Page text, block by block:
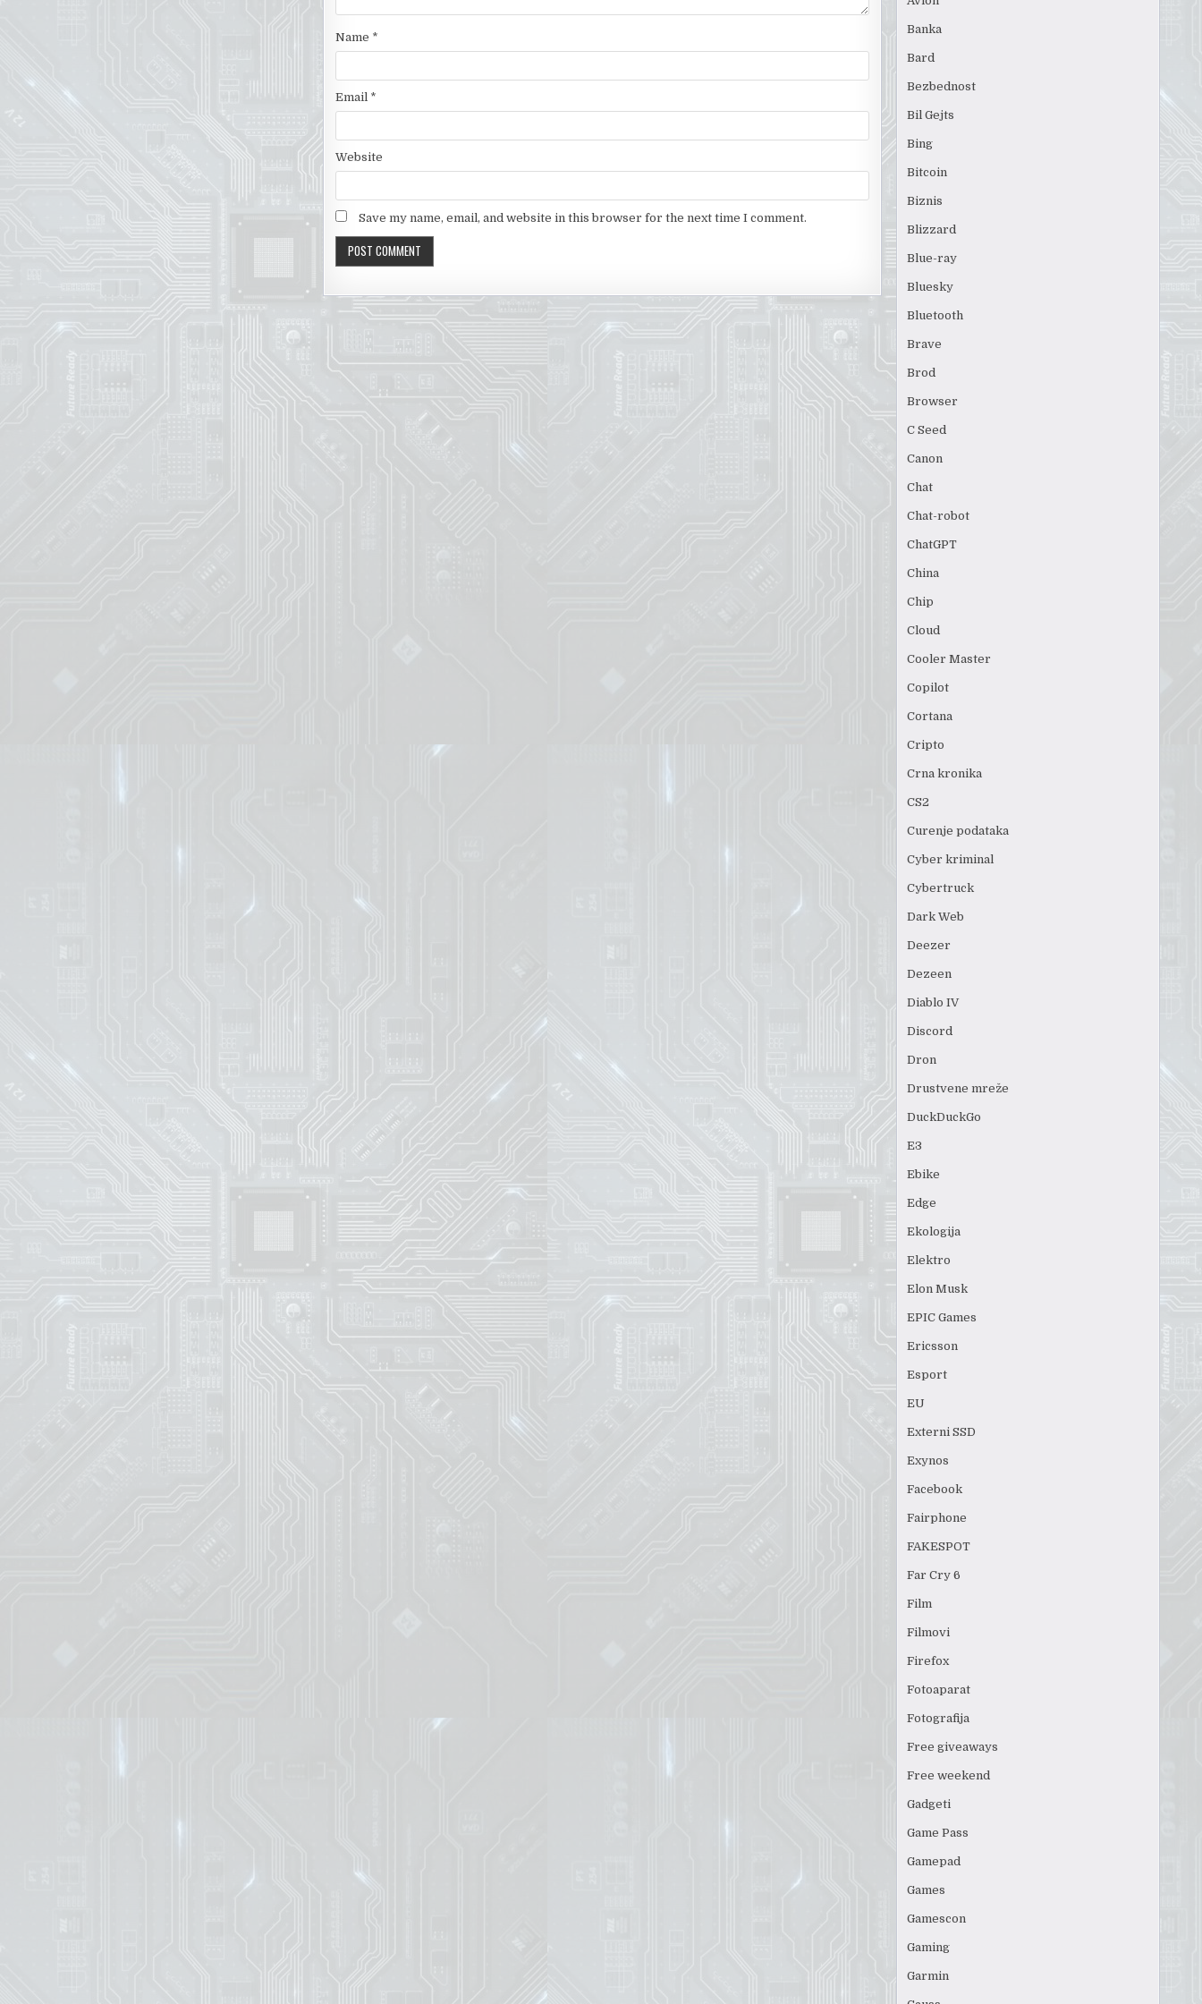
Name *
Email *
Website
Save my name, email, and website in this browser for the next time I comment.
Banka
Bard
Bezbednost
Bil Gejts
Bing
Bitcoin
Biznis
Blizzard
Blue-ray
Bluesky
Bluetooth
Brave
Brod
Browser
C Seed
Canon
Chat
Chat-robot
ChatGPT
China
Chip
Cloud
Cooler Master
Copilot
Cortana
Cripto
Crna kronika
CS2
Curenje podataka
Cyber kriminal
Cybertruck
Dark Web
Deezer
Dezeen
Diablo IV
Discord
Dron
Drustvene mreže
DuckDuckGo
E3
Ebike
Edge
Ekologija
Elektro
Elon Musk
EPIC Games
Ericsson
Esport
EU
Externi SSD
Exynos
Facebook
Fairphone
FAKESPOT
Far Cry 6
Film
Filmovi
Firefox
Fotoaparat
Fotografija
Free giveaways
Free weekend
Gadgeti
Game Pass
Gamepad
Games
Gamescon
Gaming
Garmin